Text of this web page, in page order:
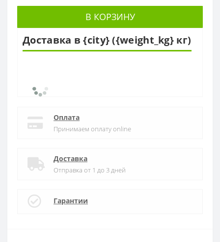
В КОРЗИНУ
Доставка в {city} ({weight_kg} кг)
Оплата
Принимаем оплату online
Доставка
Отправка от 1 до 3 дней
Гарантии